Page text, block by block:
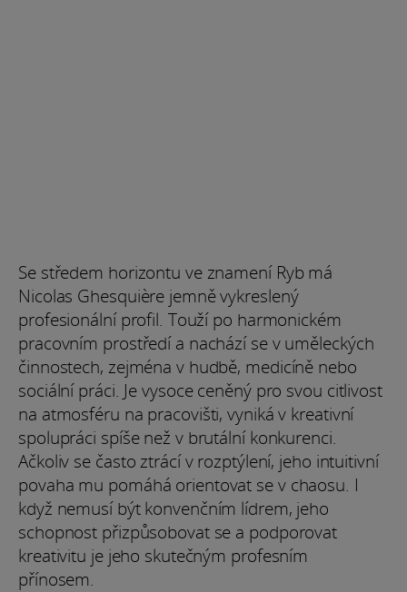
Se středem horizontu ve znamení Ryb má
Nicolas Ghesquière jemně vykreslený
profesionální profil. Touží po harmonickém
pracovním prostředí a nachází se v uměleckých
činnostech, zejména v hudbě, medicíně nebo
sociální práci. Je vysoce ceněný pro svou citlivost
na atmosféru na pracovišti, vyniká v kreativní
spolupráci spíše než v brutální konkurenci.
Ačkoliv se často ztrácí v rozptýlení, jeho intuitivní
povaha mu pomáhá orientovat se v chaosu. I
když nemusí být konvenčním lídrem, jeho
schopnost přizpůsobovat se a podporovat
kreativitu je jeho skutečným profesním
přínosem.